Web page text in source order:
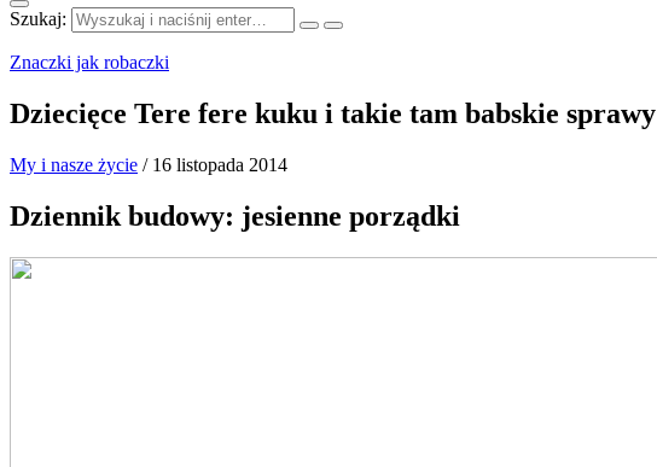
Szukaj:
Znaczki jak robaczki
Dziecięce Tere fere kuku i takie tam babskie sprawy
My i nasze życie / 16 listopada 2014
Dziennik budowy: jesienne porządki